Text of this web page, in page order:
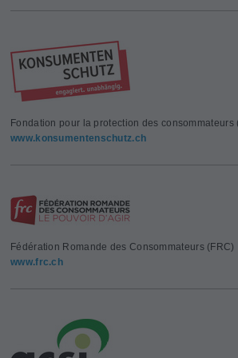
Fondation pour la protection des consommateurs
www.konsumentenschutz.ch
Fédération Romande des Consommateurs (FRC)
www.frc.ch